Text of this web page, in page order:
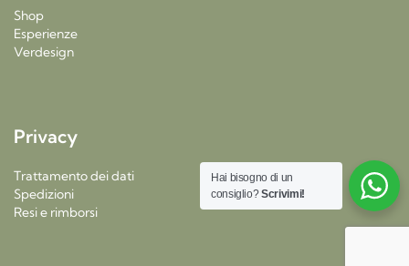
Shop
Esperienze
Verdesign
Privacy
Trattamento dei dati
Spedizioni
Resi e rimborsi
Hai bisogno di un
consiglio?Scrivimi!